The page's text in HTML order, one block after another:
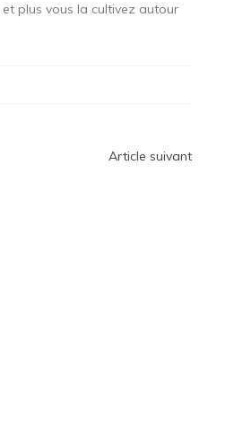
plus vous la cultivez autour
Article suivant